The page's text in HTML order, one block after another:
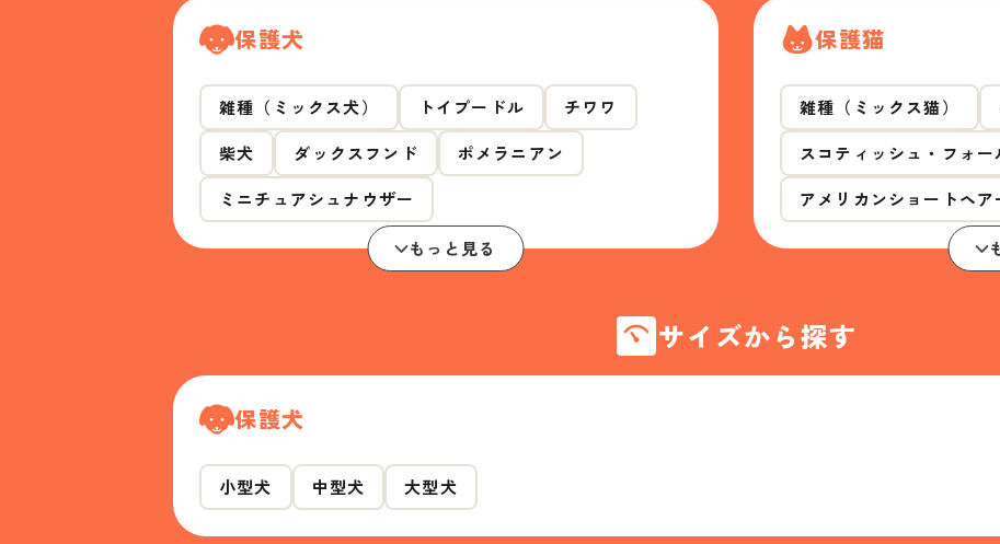
保護犬
雑種（ミックス犬） トイプードル
チワワ
柴犬
ダックスフンド
ポメラニアン
ミニチュアシュナウザー
もっと見る
保護猫
雑種（ミックス猫）
スコティッシュ・フォー
アメリカンショートヘア
サイズから探す
保護犬
小型犬 中型犬 大型犬